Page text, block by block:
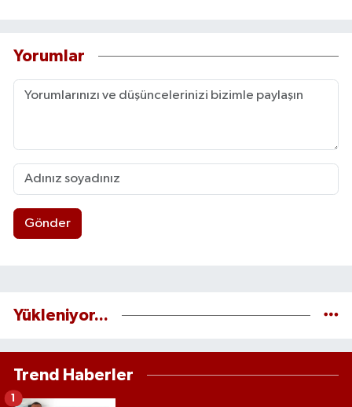
Yorumlar
Gönder
Yükleniyor...
Trend Haberler
1